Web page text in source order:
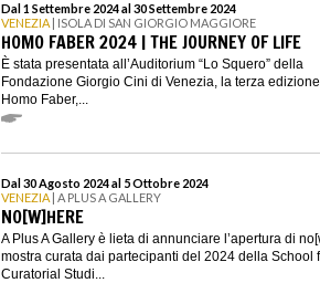
Dal 1 Settembre 2024 al 30 Settembre 2024
VENEZIA | ISOLA DI SAN GIORGIO MAGGIORE
HOMO FABER 2024 | THE JOURNEY OF LIFE
È stata presentata all’Auditorium “Lo Squero” della
Fondazione Giorgio Cini di Venezia, la terza
Homo Faber,...
Dal 30 Agosto 2024 al 5 Ottobre 2024
VENEZIA | A PLUS A GALLERY
NO[W]HERE
A Plus A Gallery è lieta di annunciare l’apertura di
mostra curata dai partecipanti del 2024 della School
Curatorial Studi...